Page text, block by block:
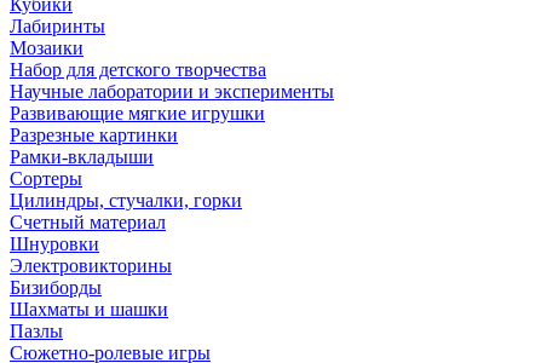
Кубики
Лабиринты
Мозаики
Набор для детского творчества
Научные лаборатории и эксперименты
Развивающие мягкие игрушки
Разрезные картинки
Рамки-вкладыши
Сортеры
Цилиндры, стучалки, горки
Счетный материал
Шнуровки
Электровикторины
Бизиборды
Шахматы и шашки
Пазлы
Сюжетно-ролевые игры